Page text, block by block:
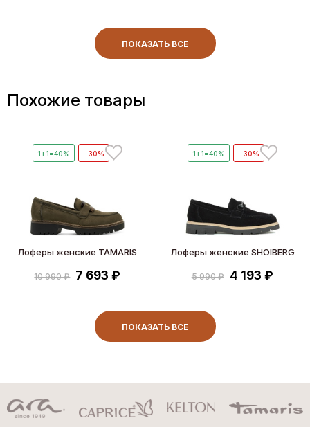
ПОКАЗАТЬ ВСЕ
Похожие товары
1+1=40% - 30%
Лоферы женские TAMARIS
10 990 ₽ 7 693 ₽
1+1=40% - 30%
Лоферы женские SHOIBERG
5 990 ₽ 4 193 ₽
ПОКАЗАТЬ ВСЕ